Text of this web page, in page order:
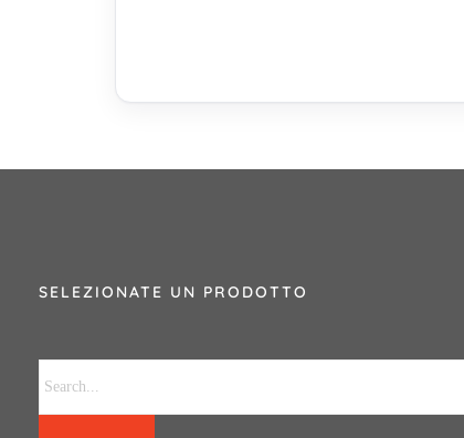
SELEZIONATE UN PRODOTTO